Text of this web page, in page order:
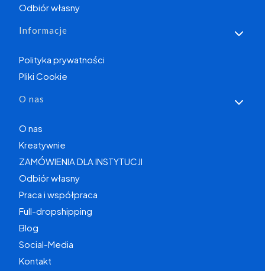
Odbiór własny
Informacje
Polityka prywatności
Pliki Cookie
O nas
O nas
Kreatywnie
ZAMÓWIENIA DLA INSTYTUCJI
Odbiór własny
Praca i współpraca
Full-dropshipping
Blog
Social-Media
Kontakt